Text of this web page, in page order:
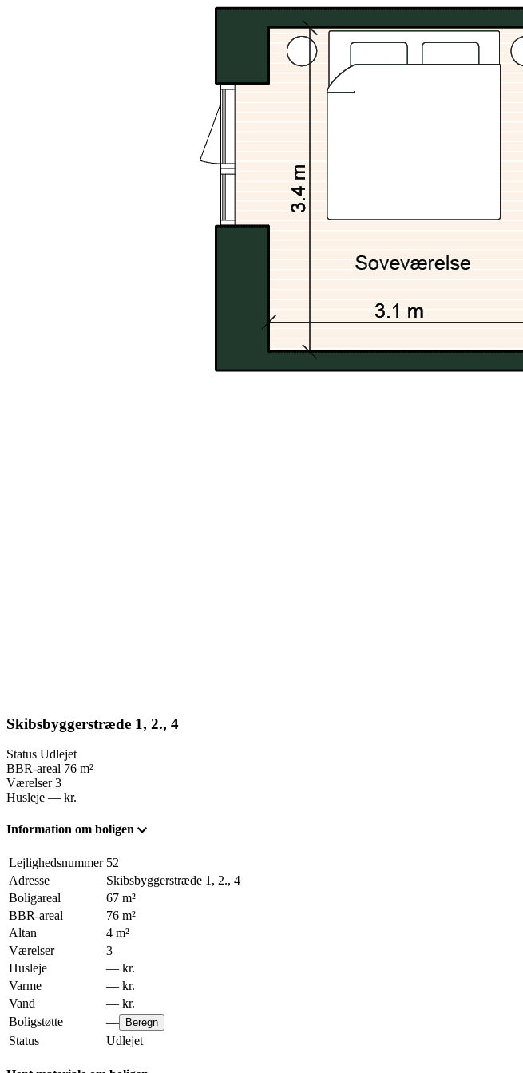
Skibsbyggerstræde 1, 2., 4
Status Udlejet
BBR-areal 76 m²
Værelser 3
Husleje — kr.
Information om boligen
Lejlighedsnummer 52
Adresse
Skibsbyggerstræde 1, 2., 4
Boligareal
67 m²
BBR-areal
76 m²
Altan
4 m²
Værelser
3
Husleje
— kr.
Varme
— kr.
Vand
— kr.
Boligstøtte
— Beregn
Status Udlejet